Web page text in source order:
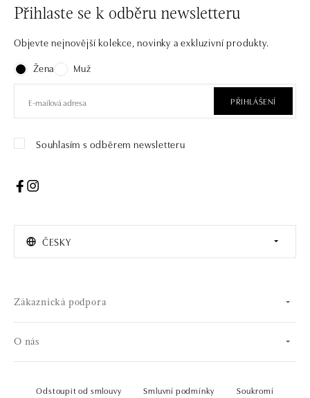
Přihlaste se k odběru newsletteru
Objevte nejnovější kolekce, novinky a exkluzivní produkty.
Žena
Muž
PŘIHLÁŠENÍ
Souhlasím s odběrem newsletteru
ČESKY
Zákaznická podpora
O nás
Odstoupit od smlouvy Smluvní podmínky Soukromí